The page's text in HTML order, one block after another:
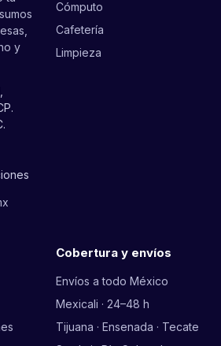
y
Cómputo
Cafetería
Limpieza
Cobertura y envíos
Envíos a todo México
Mexicali · 24–48 h
Tijuana · Ensenada · Tecate